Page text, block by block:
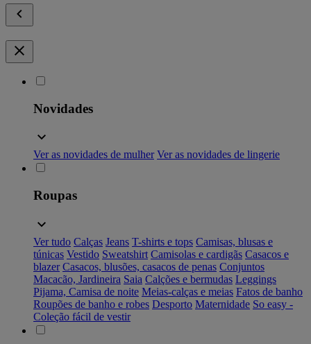
Novidades
Ver as novidades de mulher Ver as novidades de lingerie
Roupas
Ver tudo Calças Jeans T-shirts e tops Camisas, blusas e
túnicas Vestido Sweatshirt Camisolas e cardigãs Casacos e
blazer Casacos, blusões, casacos de penas Conjuntos
Macacão, Jardineira Saia Calções e bermudas Leggings
Pijama, Camisa de noite Meias-calças e meias Fatos de banho
Roupões de banho e robes Desporto Maternidade So easy -
Coleção fácil de vestir